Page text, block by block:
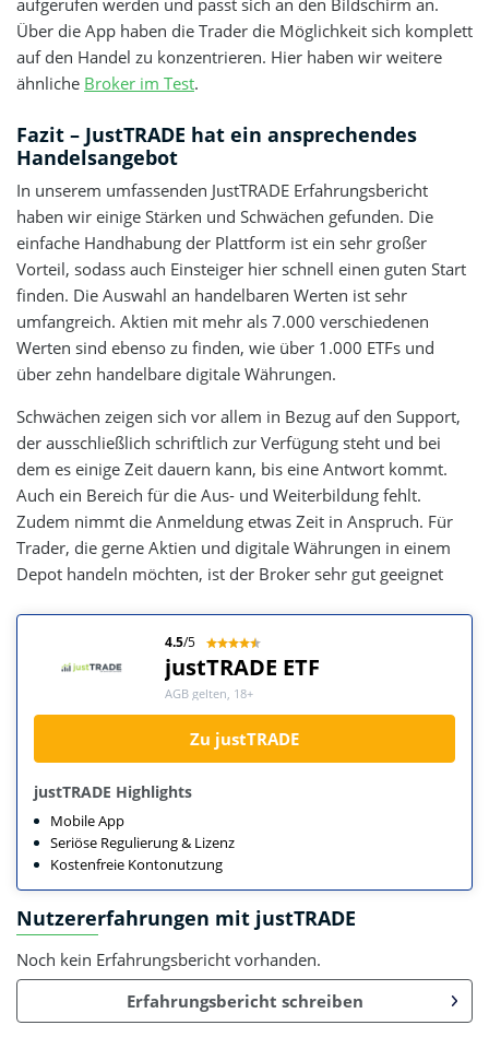
Über die App haben die Trader die Möglichkeit sich komplett
auf den Handel zu konzentrieren. Hier haben wir weitere
ähnliche Broker im Test.
Fazit – JustTRADE hat ein ansprechendes
Handelsangebot
In unserem umfassenden JustTRADE Erfahrungsbericht
haben wir einige Stärken und Schwächen gefunden. Die
einfache Handhabung der Plattform ist ein sehr großer
Vorteil, sodass auch Einsteiger hier schnell einen guten Start
finden. Die Auswahl an handelbaren Werten ist sehr
umfangreich. Aktien mit mehr als 7.000 verschiedenen
Werten sind ebenso zu finden, wie über 1.000 ETFs und
über zehn handelbare digitale Währungen.
Schwächen zeigen sich vor allem in Bezug auf den Support,
der ausschließlich schriftlich zur Verfügung steht und bei
dem es einige Zeit dauern kann, bis eine Antwort kommt.
Auch ein Bereich für die Aus- und Weiterbildung fehlt.
Zudem nimmt die Anmeldung etwas Zeit in Anspruch. Für
Trader, die gerne Aktien und digitale Währungen in einem
Depot handeln möchten, ist der Broker sehr gut geeignet
4.5/5
justTRADE ETF
AGB gelten, 18+
Zu justTRADE
justTRADE Highlights
Mobile App
Seriöse Regulierung & Lizenz
Kostenfreie Kontonutzung
Nutzererfahrungen mit justTRADE
Noch kein Erfahrungsbericht vorhanden.
Erfahrungsbericht schreiben